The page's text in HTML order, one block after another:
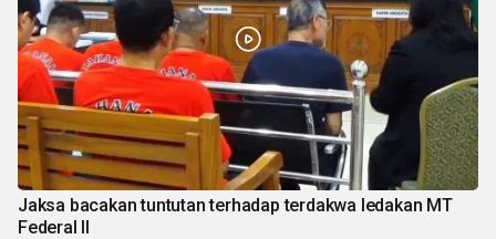
Jaksa bacakan tuntutan terhadap terdakwa ledakan MT
Federal II